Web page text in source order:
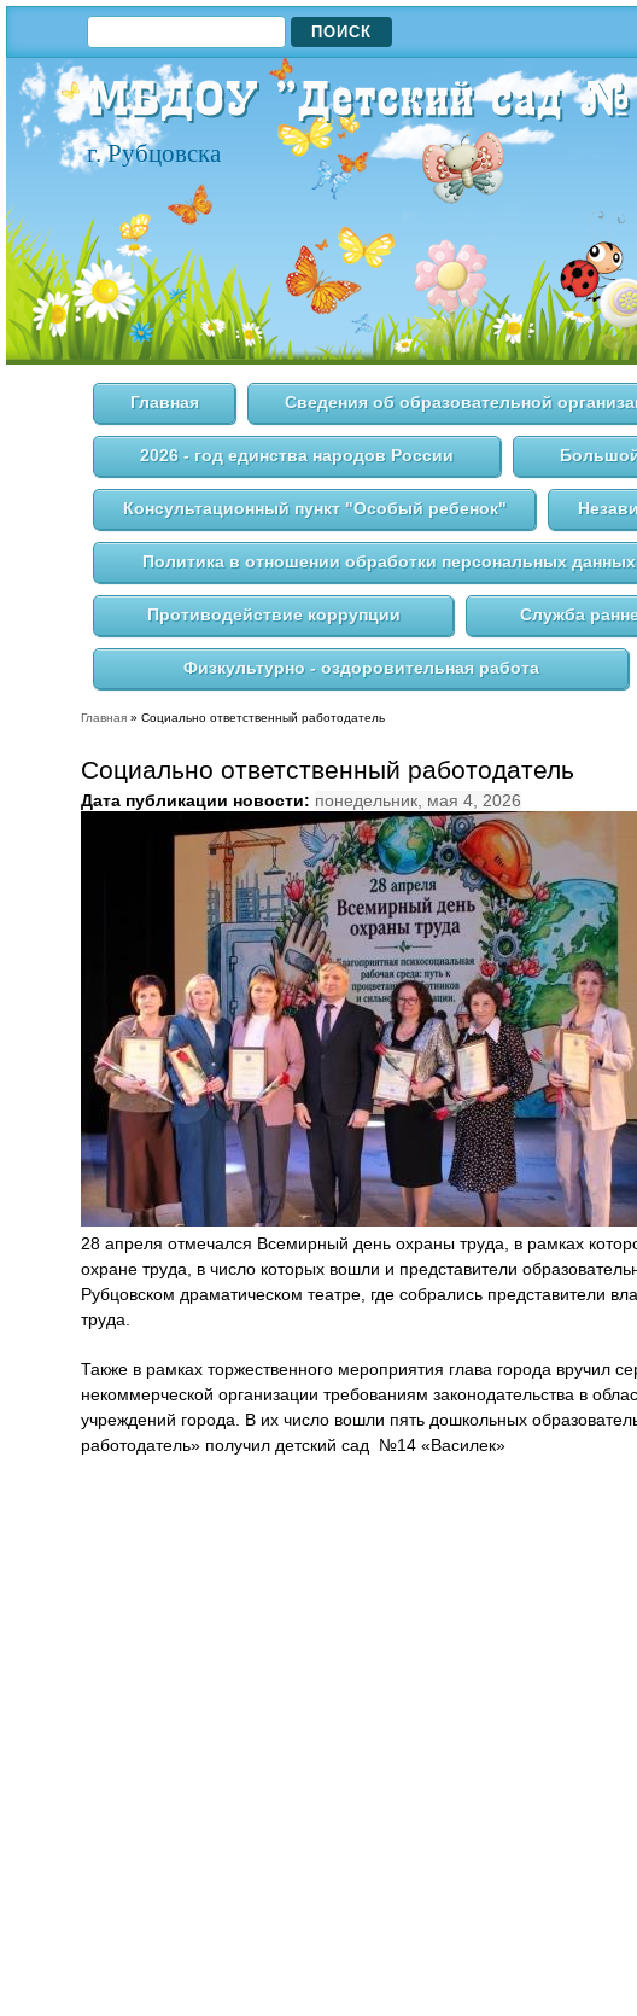
ФОРМА ПОИСКА
г. Рубцовска
Главная Сведения об образовательной
2026 - год единства народов России
Консультационный пункт "Особый ребенок"
Политика в отношении обработки персональных данных
Противодействие коррупции Служба
Физкультурно - оздоровительная работа
Главная » Социально ответственный работодатель
Социально ответственный работодатель
Дата публикации новости: понедельник, мая 4, 2026
28 апреля отмечался Всемирный день охраны труда, в рамках
охране труда, в число которых вошли и представители
Рубцовском драматическом театре, где собрались представители
труда.
Также в рамках торжественного мероприятия глава города вручил
некоммерческой организации требованиям законодательства в
учреждений города. В их число вошли пять дошкольных
работодатель» получил детский сад №14 «Василек»